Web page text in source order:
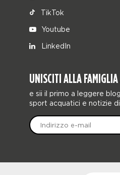
TikTok
Youtube
LinkedIn
UNISCITI ALLA
e sii il primo a leggere
sport acquatici e notizie di